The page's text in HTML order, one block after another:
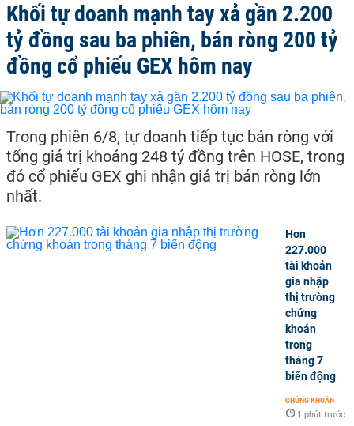
Khối tự doanh mạnh tay xả gần 2.200
tỷ đồng sau ba phiên, bán ròng 200 tỷ
đồng cổ phiếu GEX hôm nay
Trong phiên 6/8, tự doanh tiếp tục bán ròng với
tổng giá trị khoảng 248 tỷ đồng trên HOSE, trong
đó cổ phiếu GEX ghi nhận giá trị bán ròng lớn
nhất.
Hơn
227.000
tài khoản
gia nhập
thị trường
chứng
khoán
trong
tháng 7
biến động
CHỨNG KHOÁN -
1 phút trước